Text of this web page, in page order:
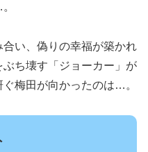
い、偽りの幸福が築かれ
ち壊す「ジョーカー」が
梅田が向かったのは…。